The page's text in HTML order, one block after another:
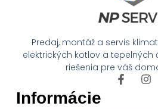
Predaj, montáž a servis
elektrických kotlov a tepelných
riešenia pre váš
Informácie